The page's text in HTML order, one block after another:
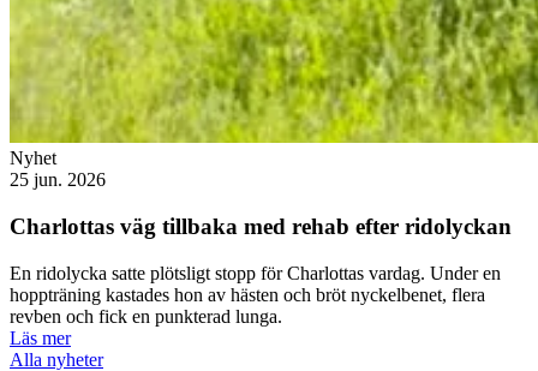
Nyhet
25 jun. 2026
Charlottas väg tillbaka med rehab efter ridolyckan
En ridolycka satte plötsligt stopp för Charlottas vardag. Under en
hoppträning kastades hon av hästen och bröt nyckelbenet, flera
revben och fick en punkterad lunga.
Läs mer
Alla nyheter